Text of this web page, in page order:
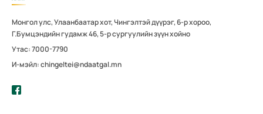
Монгол улс, Улаанбаатар хот, Чингэлтэй дүүрэг, 6-р хороо,
Г.Бумцэндийн гудамж 46, 5-р сургуулийн зүүн хойно
Утас: 7000-7790
И-мэйл: chingeltei@ndaatgal.mn